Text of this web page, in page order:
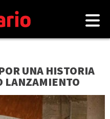
UNA HISTORIA
LANZAMIENTO